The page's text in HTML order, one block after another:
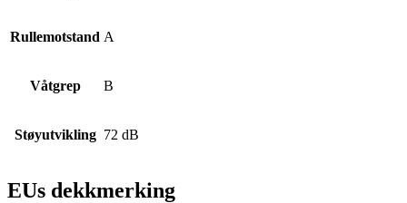
Rullemotstand A
Våtgrep B
Støyutvikling 72 dB
EUs dekkmerking